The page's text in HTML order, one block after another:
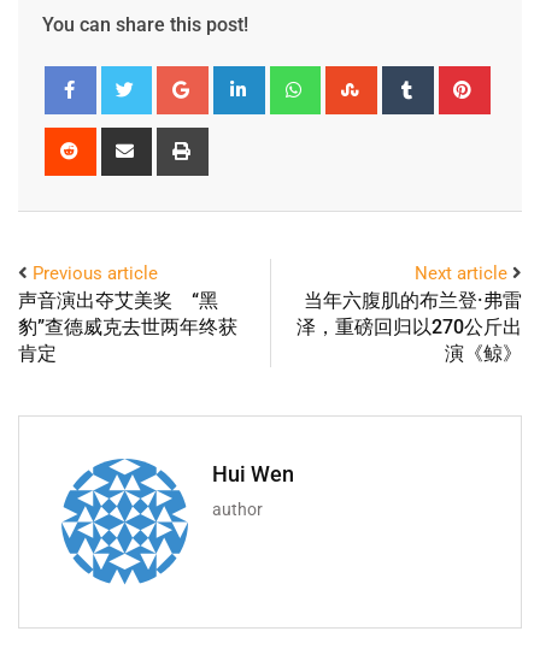
You can share this post!
Previous article
声音演出夺艾美奖 “黑
豹”查德威克去世两年终获
肯定
Next article
当年六腹肌的布兰登·弗雷
泽，重磅回归以270公斤出
演《鲸》
Hui Wen
author